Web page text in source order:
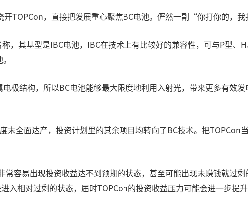
TOPCon，直接把发展重心聚焦BC电池。俨然一副“你打你的，我
其基型是IBC电池，IBC在技术上有比较好的兼容性，可与P型、
极结构，所以BC电池能够最大限度地利用入射光，带来更多有效
全面达产，投资计划里的其余项目均转向了BC技术。把TOPCon
容易出现投资收益达不到预期的状态，甚至可能出现未赚钱就过
入相对过剩的状态，届时TOPCon的投资收益压力可能会进一步提升